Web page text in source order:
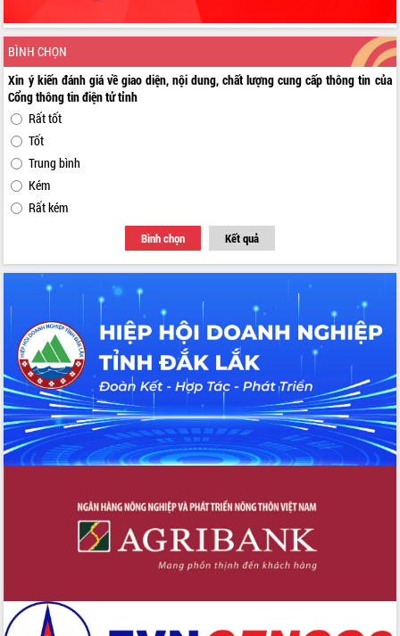
BÌNH CHỌN
Xin ý kiến đánh giá về giao diện, nội dung, chất lượng cung cấp thông tin của
Cổng thông tin điện tử tỉnh
Rất tốt
Tốt
Trung bình
Kém
Rất kém
Bình chọn Kết quả